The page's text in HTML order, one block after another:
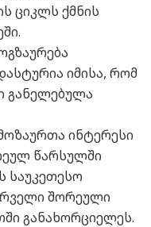
ციკლს ქმნის
იმისა, რომ
განელებულა
ინტერესი
წარსულში
საუკეთესო
შორეული
განახორციელეს.